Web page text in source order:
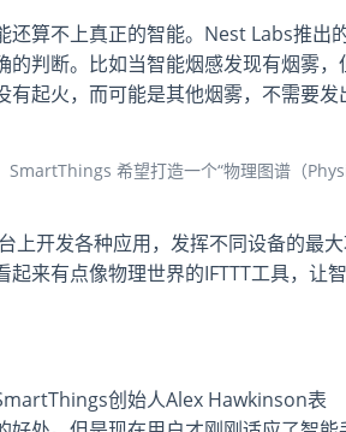
还算不上真正的智能。Nest Labs推出
判断。比如当智能烟感发现有烟雾，
起火，而可能是其他烟雾，不需要发
希望打造一个“物理图谱（
上开发各种应用，发挥不同设备的最
来有点像物理世界的IFTTT工具，让智
创始人Alex Hawkinson表